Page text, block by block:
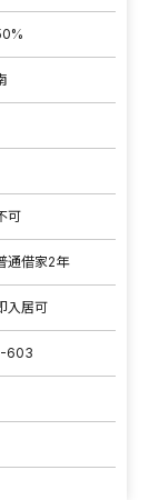
可
通借家2年
入居可
603